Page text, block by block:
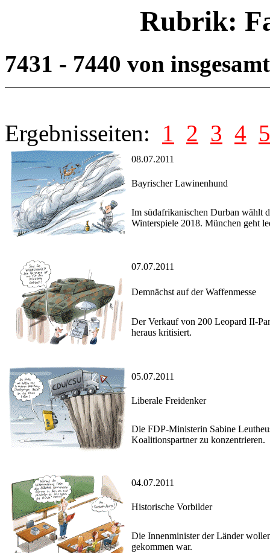
Rubrik:
7431 - 7440 von
Ergebnisseiten: 1 2 3 4 5
08.07.2011
Bayrischer Lawinenhund
Im südafrikanischen Durban wählt
Winterspiele 2018. München geht
07.07.2011
Demnächst auf der Waffenmesse
Der Verkauf von 200 Leopard II-
heraus kritisiert.
05.07.2011
Liberale Freidenker
Die FDP-Ministerin Sabine
Koalitionspartner zu konzentrieren.
04.07.2011
Historische Vorbilder
Die Innenminister der Länder
gekommen war.